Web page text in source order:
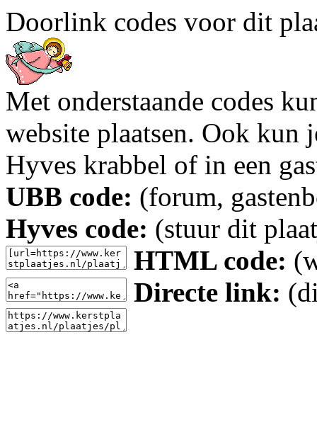
Doorlink codes voor dit
Met onderstaande codes
website plaatsen. Ook kun
Hyves krabbel of in een
UBB code: (forum,
Hyves code: (stuur dit
HTML code:
Directe link: